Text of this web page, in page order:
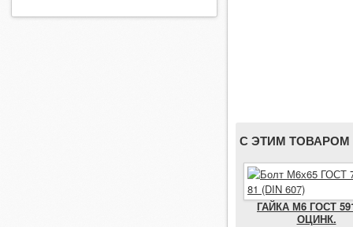
С ЭТИМ
ГАЙКА М6 ГОСТ
ОЦИНК.